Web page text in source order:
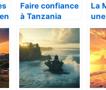
Faire confiance
à Tanzania
Specialist pour
organiser son
safari
La